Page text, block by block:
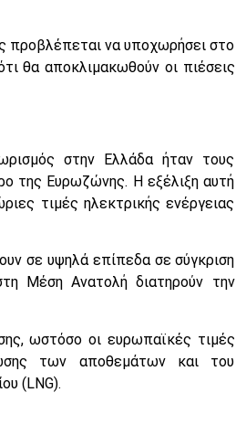
προβλέπεται να υποχωρήσει στο
θα αποκλιμακωθούν οι πιέσεις
στην Ελλάδα ήταν τους
της Ευρωζώνης. Η εξέλιξη αυτή
τιμές ηλεκτρικής ενέργειας
σε υψηλά επίπεδα σε σύγκριση
Μέση Ανατολή διατηρούν την
ωστόσο οι ευρωπαϊκές τιμές
των αποθεμάτων και του
(LNG).